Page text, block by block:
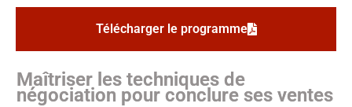
Télécharger le programme
Maîtriser les techniques de
négociation pour conclure ses ventes